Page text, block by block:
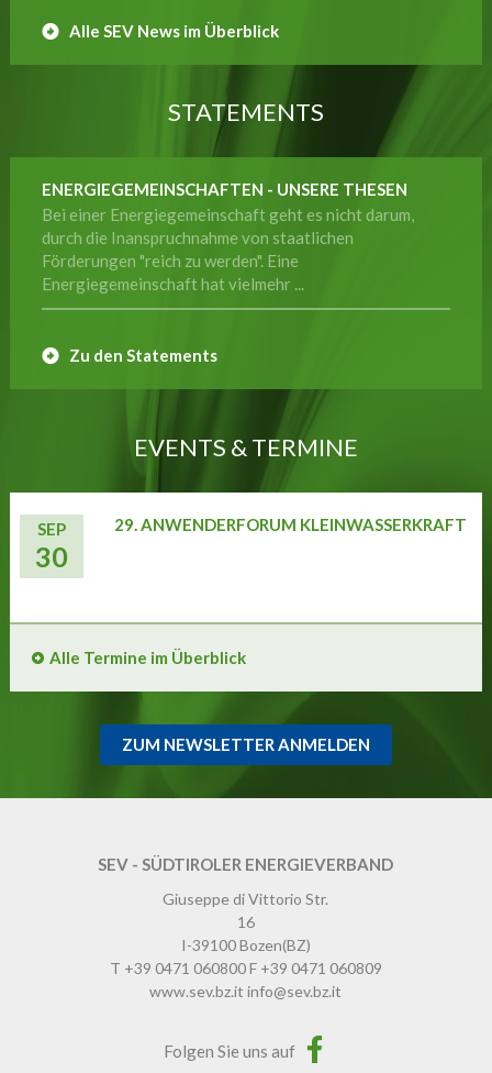
Alle SEV News im Überblick
STATEMENTS
ENERGIEGEMEINSCHAFTEN - UNSERE THESEN
Bei einer Energiegemeinschaft geht es nicht darum,
durch die Inanspruchnahme von staatlichen
Förderungen "reich zu werden". Eine
Energiegemeinschaft hat vielmehr ...
Zu den Statements
EVENTS & TERMINE
SEP
30
29. ANWENDERFORUM KLEINWASSERKRAFT
Alle Termine im Überblick
ZUM NEWSLETTER ANMELDEN
SEV - SÜDTIROLER ENERGIEVERBAND
Giuseppe di Vittorio Str.
16
I-39100Bozen(BZ)
T +39 0471 060800F +39 0471 060809
www.sev.bz.it info@sev.bz.it
Folgen Sie uns auf